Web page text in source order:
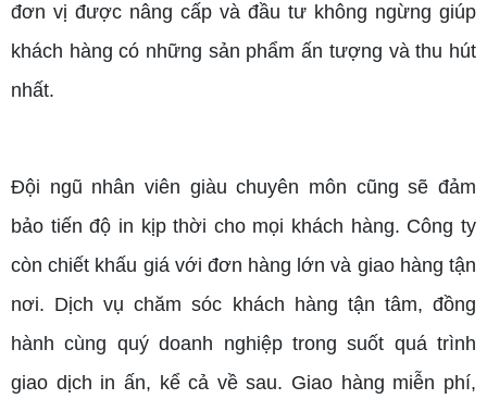
đơn vị được nâng cấp và đầu tư không ngừng giúp
khách hàng có những sản phẩm ấn tượng và thu hút
nhất.
Đội ngũ nhân viên giàu chuyên môn cũng sẽ đảm
bảo tiến độ in kịp thời cho mọi khách hàng. Công ty
còn chiết khấu giá với đơn hàng lớn và giao hàng tận
nơi. Dịch vụ chăm sóc khách hàng tận tâm, đồng
hành cùng quý doanh nghiệp trong suốt quá trình
giao dịch in ấn, kể cả về sau. Giao hàng miễn phí,